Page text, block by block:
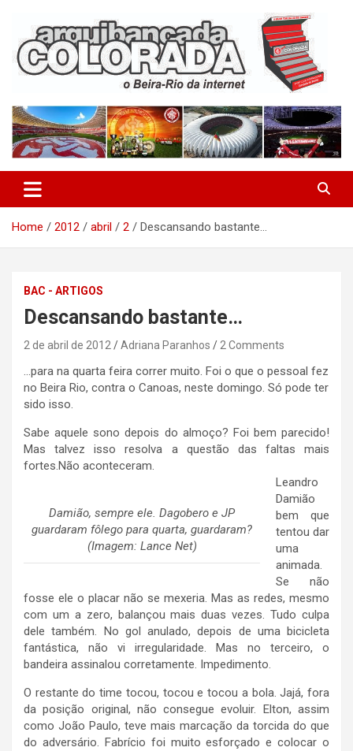
content
Arquibancada Colorada
Home 2012 abril 2 Descansando bastante…
BAC - ARTIGOS
Descansando bastante…
2 de abril de 2012 Adriana Paranhos 2 Comments
…para na quarta feira correr muito. Foi o que o pessoal fez
no Beira Rio, contra o Canoas, neste domingo. Só pode ter
sido isso.
Sabe aquele sono depois do almoço? Foi bem parecido!
Mas talvez isso resolva a questão das faltas mais
fortes.Não aconteceram.
Damião, sempre ele. Dagobero e JP
guardaram fôlego para quarta, guardaram?
(Imagem: Lance Net)
Leandro
Damião
bem que
tentou dar
uma
animada.
Se não
fosse ele o placar não se mexeria. Mas as redes, mesmo
com um a zero, balançou mais duas vezes. Tudo culpa
dele também. No gol anulado, depois de uma bicicleta
fantástica, não vi irregularidade. Mas no terceiro, o
bandeira assinalou corretamente. Impedimento.
O restante do time tocou, tocou e tocou a bola. Jajá, fora
da posição original, não consegue evoluir. Elton, assim
como João Paulo, teve mais marcação da torcida do que
do adversário. Fabrício foi muito esforçado e colocar o